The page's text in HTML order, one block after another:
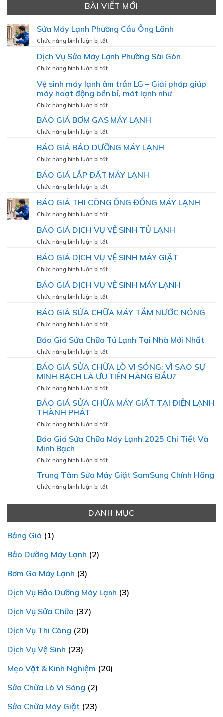
BÀI VIẾT MỚI
Sửa Máy Lạnh Phường Cầu Ông Lãnh
Chức năng bình luận bị tắtở
Máy
Cầu
Ông
Lãnh
Dịch Vụ Sửa Máy Lạnh Phường Sài Gòn
Chức năng bình luận bị tắtở
Vụ
Sửa
Phường
Gòn
Vệ sinh máy lạnh âm trần LG – Giải pháp giúp
máy hoạt động bền bỉ, mát lạnh như
Chức năng bình luận bị tắtở
sinh
máy
âm
–
pháp
giúp
máy
hoạt
bền
bỉ,
lạnh
BÁO GIÁ BƠM GAS MÁY LẠNH
Chức năng bình luận bị tắtở
GIÁ
MÁY
BÁO GIÁ BẢO DƯỠNG MÁY LẠNH
Chức năng bình luận bị tắtở
GIÁ
MÁY
BÁO GIÁ LẮP ĐẶT MÁY LẠNH
Chức năng bình luận bị tắtở
GIÁ
MÁY
LẠNH
BÁO GIÁ THI CÔNG ỐNG ĐỒNG MÁY LẠNH
Chức năng bình luận bị tắtở
GIÁ
ỐNG
ĐỒNG
MÁY
LẠNH
BÁO GIÁ DỊCH VỤ VỆ SINH TỦ LẠNH
Chức năng bình luận bị tắtở
GIÁ
VỆ
SINH
TỦ
LẠNH
BÁO GIÁ DỊCH VỤ VỆ SINH MÁY GIẶT
Chức năng bình luận bị tắtở
GIÁ
VỆ
MÁY
GIẶT
BÁO GIÁ DỊCH VỤ VỆ SINH MÁY LẠNH
Chức năng bình luận bị tắtở
GIÁ
VỆ
MÁY
LẠNH
BÁO GIÁ SỬA CHỮA MÁY TẮM NƯỚC NÓNG
Chức năng bình luận bị tắtở
GIÁ
MÁY
TẮM
NÓNG
Báo Giá Sửa Chữa Tủ Lạnh Tại Nhà Mới Nhất
Chức năng bình luận bị tắtở
Giá
Sửa
Lạnh
Mới
Nhất
BÁO GIÁ SỬA CHỮA LÒ VI SÓNG: VÌ SAO SỰ
MINH BẠCH LÀ ƯU TIÊN HÀNG ĐẦU?
Chức năng bình luận bị tắtở
GIÁ
VI
SAO
SỰ
MINH
BẠCH
ƯU
TIÊN
HÀNG
BÁO GIÁ SỬA CHỮA MÁY GIẶT TẠI ĐIỆN LẠNH
THÀNH PHÁT
Chức năng bình luận bị tắtở
GIÁ
GIẶT
THÀNH
PHÁT
Báo Giá Sửa Chữa Máy Lạnh 2025 Chi Tiết Và
Minh Bạch
Chức năng bình luận bị tắtở
Giá
Sửa
Lạnh
Trung Tâm Sửa Máy Giặt SamSung Chính Hãng
Chức năng bình luận bị tắtở
Tâm
Sửa
DANH MỤC
Bảng Giá (1)
Bảo Dưỡng Máy Lạnh (2)
Bơm Ga Máy Lạnh (3)
Dịch Vụ Bảo Dưỡng Máy Lạnh (3)
Dịch Vụ Sửa Chữa (37)
Dịch Vụ Thi Công (20)
Dịch Vụ Vệ Sinh (23)
Mẹo Vặt & Kinh Nghiệm (20)
Sửa Chữa Lò Vi Sóng (2)
Sửa Chữa Máy Giặt (23)